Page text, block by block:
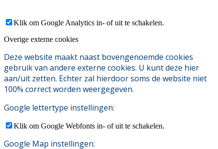
Klik om Google Analytics in- of uit te schakelen.
Overige externe cookies
Deze website maakt naast bovengenoemde cookies
gebruik van andere externe cookies. U kunt deze hier
aan/uit zetten. Echter zal hierdoor soms de website niet
100% correct worden weergegeven.
Google lettertype instellingen:
Klik om Google Webfonts in- of uit te schakelen.
Google Map instellingen: